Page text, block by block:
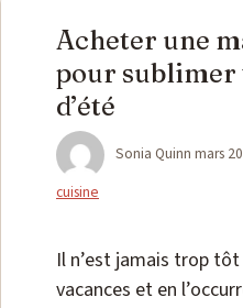
Acheter une
pour sublimer
d’été
Sonia Quinn mars
cuisine
Il n’est jamais trop
vacances et en